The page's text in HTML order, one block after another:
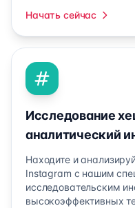
Начать сейчас
Исследование
аналитический
Находите и
Instagram с нашим
исследовательским
высокоэффективных